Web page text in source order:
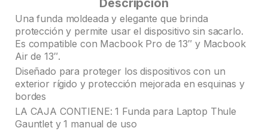
Descripción
Una funda moldeada y elegante que brinda
protección y permite usar el dispositivo sin sacarlo.
Es compatible con Macbook Pro de 13″ y Macbook
Air de 13″.
Diseñado para proteger los dispositivos con un
exterior rígido y protección mejorada en esquinas y
bordes
LA CAJA CONTIENE: 1 Funda para Laptop Thule
Gauntlet y 1 manual de uso